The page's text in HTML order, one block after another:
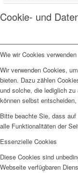
Cookie- und
Wie wir Cookies verwenden
Wir verwenden Cookies,
bieten. Dazu zählen
und solche, die lediglich
können selbst
Bitte beachte Sie, dass
alle Funktionalitäten der
Essenzielle Cookies
Diese Cookies sind
Webseite verfügbaren